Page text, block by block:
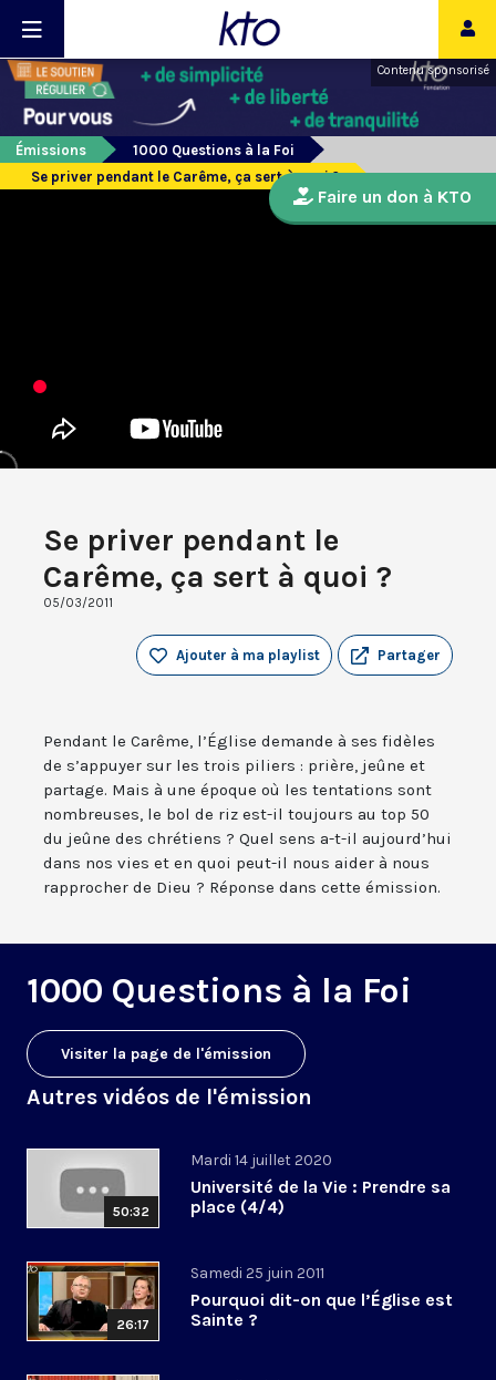
Contenu sponsorisé
Émissions
1000 Questions à la Foi
Se priver pendant le Carême, ça sert à quoi ?
Se priver pendant le
Carême, ça sert à quoi ?
05/03/2011
Partager
Ajouter à ma playlist
Pendant le Carême, l’Église demande à ses fidèles
de s’appuyer sur les trois piliers : prière, jeûne et
partage. Mais à une époque où les tentations sont
nombreuses, le bol de riz est-il toujours au top 50
du jeûne des chrétiens ? Quel sens a-t-il aujourd’hui
dans nos vies et en quoi peut-il nous aider à nous
rapprocher de Dieu ? Réponse dans cette émission.
1000 Questions à la Foi
Visiter la page de l'émission
Autres vidéos de l'émission
50:32
Mardi 14 juillet 2020
Université de la Vie : Prendre sa
place (4/4)
26:17
Samedi 25 juin 2011
Pourquoi dit-on que l’Église est
Sainte ?
Faire un don à KTO